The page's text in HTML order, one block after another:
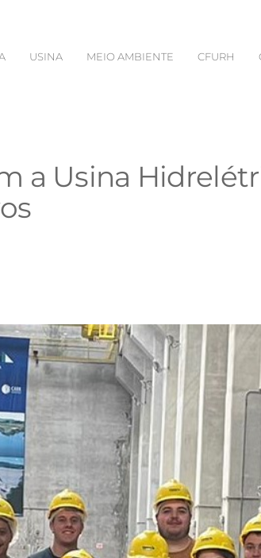
USINA MEIO AMBIENTE CFURH
a Usina